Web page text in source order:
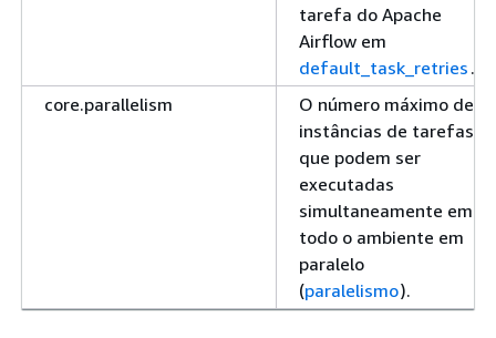
tarefa do Apache
Airflow em
default_task_retries .
core.parallelism
O número máximo de
instâncias de tarefas
que podem ser
executadas
simultaneamente em
todo o ambiente em
paralelo
(paralelismo).